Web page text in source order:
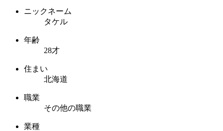
ニックネーム
タケル
年齢
28才
住まい
北海道
職業
その他の職業
業種